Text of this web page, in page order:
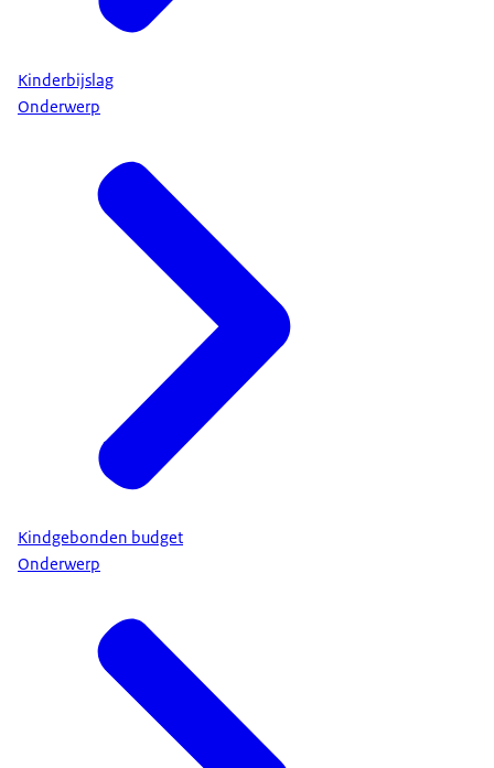
Kinderbijslag
Onderwerp
Kindgebonden budget
Onderwerp